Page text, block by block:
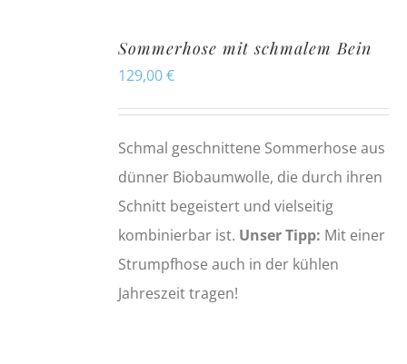
Sommerhose mit schmalem Bein
129,00€
Schmal geschnittene Sommerhose aus
dünner Biobaumwolle, die durch ihren
Schnitt begeistert und vielseitig
kombinierbar ist. Unser Tipp: Mit einer
Strumpfhose auch in der kühlen
Jahreszeit tragen!